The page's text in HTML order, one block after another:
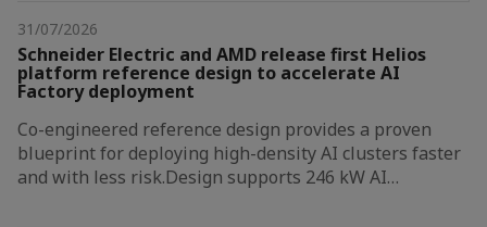
31/07/2026
Schneider Electric and AMD release first Helios
platform reference design to accelerate AI
Factory deployment
Co-engineered reference design provides a proven
blueprint for deploying high-density AI clusters faster
and with less risk.Design supports 246 kW AI…